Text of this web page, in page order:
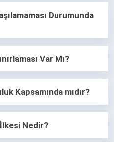
Durumunda
Var Mı?
Kapsamında mıdır?
Nedir?